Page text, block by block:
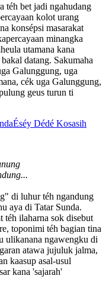
téh bet jadi ngahudang
kolot urang
konsépsi masarakat
minangka
utamana kana
datang. Sakumaha
Galunggung, uga
cék uga Galunggung,
geus turun ti
Éséy Dédé Kosasih
di luhur téh ngandung
aya di Tatar Sunda.
téh ilaharna sok disebut
toponimi téh bagian tina
ulikanana ngawengku di
atawa jujuluk jalma,
kaasup asal-usul
kana 'sajarah'